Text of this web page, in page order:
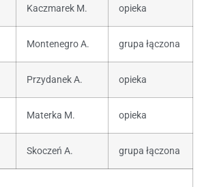
Kaczmarek M. opieka
Montenegro A. grupa łączona
Przydanek A. opieka
Materka M. opieka
Skoczeń A. grupa łączona